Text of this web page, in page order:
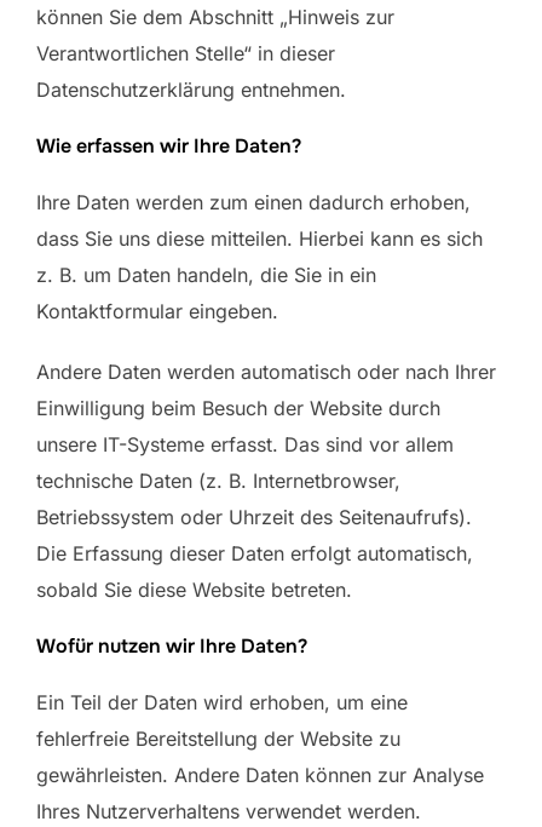
können Sie dem Abschnitt „Hinweis zur
Verantwortlichen Stelle“ in dieser
Datenschutzerklärung entnehmen.
Wie erfassen wir Ihre Daten?
Ihre Daten werden zum einen dadurch erhoben,
dass Sie uns diese mitteilen. Hierbei kann es sich
z. B. um Daten handeln, die Sie in ein
Kontaktformular eingeben.
Andere Daten werden automatisch oder nach Ihrer
Einwilligung beim Besuch der Website durch
unsere IT-Systeme erfasst. Das sind vor allem
technische Daten (z. B. Internetbrowser,
Betriebssystem oder Uhrzeit des Seitenaufrufs).
Die Erfassung dieser Daten erfolgt automatisch,
sobald Sie diese Website betreten.
Wofür nutzen wir Ihre Daten?
Ein Teil der Daten wird erhoben, um eine
fehlerfreie Bereitstellung der Website zu
gewährleisten. Andere Daten können zur Analyse
Ihres Nutzerverhaltens verwendet werden.